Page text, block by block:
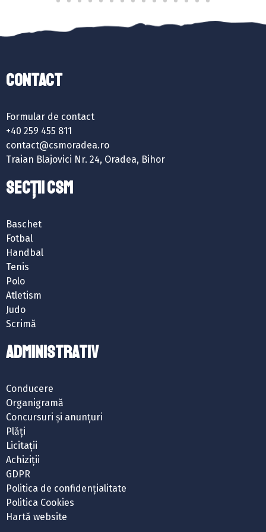
Contact
Formular de contact
+40 259 455 811
contact@csmoradea.ro
Traian Blajovici Nr. 24, Oradea, Bihor
SECȚII CSM
Baschet
Fotbal
Handbal
Tenis
Polo
Atletism
Judo
Scrimă
ADMINISTRATIV
Conducere
Organigramă
Concursuri și anunțuri
Plăți
Licitații
Achiziții
GDPR
Politica de confidențialitate
Politica Cookies
Hartă website